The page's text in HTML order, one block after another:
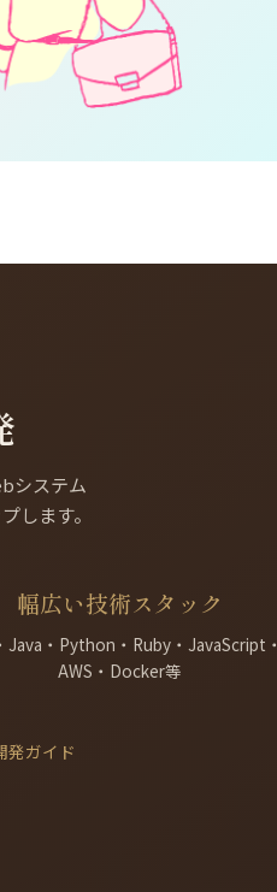
システム
します。
幅広い技術スタック
Java・Python・Ruby・JavaScript・
AWS・Docker等
発ガイド